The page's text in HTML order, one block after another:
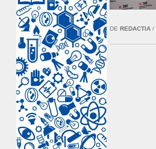
DE REDACTIA /